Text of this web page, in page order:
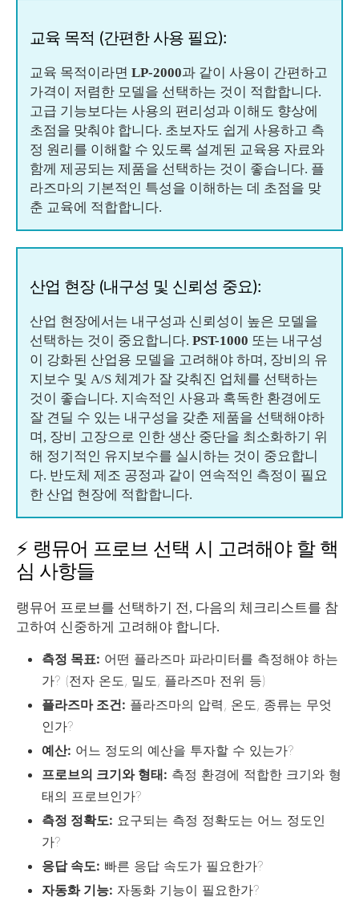
교육 목적 (간편한 사용 필요):
교육 목적이라면 LP-2000과 같이 사용이 간편하고
가격이 저렴한 모델을 선택하는 것이 적합합니다.
고급 기능보다는 사용의 편리성과 이해도 향상에
초점을 맞춰야 합니다. 초보자도 쉽게 사용하고 측
정 원리를 이해할 수 있도록 설계된 교육용 자료와
함께 제공되는 제품을 선택하는 것이 좋습니다. 플
라즈마의 기본적인 특성을 이해하는 데 초점을 맞
춘 교육에 적합합니다.
산업 현장 (내구성 및 신뢰성 중요):
산업 현장에서는 내구성과 신뢰성이 높은 모델을
선택하는 것이 중요합니다. PST-1000 또는 내구성
이 강화된 산업용 모델을 고려해야 하며, 장비의 유
지보수 및 A/S 체계가 잘 갖춰진 업체를 선택하는
것이 좋습니다. 지속적인 사용과 혹독한 환경에도
잘 견딜 수 있는 내구성을 갖춘 제품을 선택해야하
며, 장비 고장으로 인한 생산 중단을 최소화하기 위
해 정기적인 유지보수를 실시하는 것이 중요합니
다. 반도체 제조 공정과 같이 연속적인 측정이 필요
한 산업 현장에 적합합니다.
⚡ 랭뮤어 프로브 선택 시 고려해야 할 핵
심 사항들
랭뮤어 프로브를 선택하기 전, 다음의 체크리스트를 참
고하여 신중하게 고려해야 합니다.
측정 목표: 어떤 플라즈마 파라미터를 측정해야 하는
가? (전자 온도, 밀도, 플라즈마 전위 등)
플라즈마 조건: 플라즈마의 압력, 온도, 종류는 무엇
인가?
예산: 어느 정도의 예산을 투자할 수 있는가?
프로브의 크기와 형태: 측정 환경에 적합한 크기와 형
태의 프로브인가?
측정 정확도: 요구되는 측정 정확도는 어느 정도인
가?
응답 속도: 빠른 응답 속도가 필요한가?
자동화 기능: 자동화 기능이 필요한가?